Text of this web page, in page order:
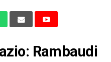
Rambaudi